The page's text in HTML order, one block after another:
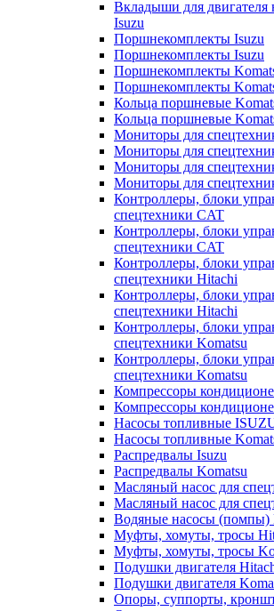
Вкладыши для двигателя
Isuzu
Поршнекомплекты Isuzu
Поршнекомплекты Isuzu
Поршнекомплекты
Поршнекомплекты
Кольца поршневые
Кольца поршневые
Мониторы для
Мониторы для
Мониторы для
Мониторы для
Контроллеры, блоки
спецтехники CAT
Контроллеры, блоки
спецтехники CAT
Контроллеры, блоки
спецтехники Hitachi
Контроллеры, блоки
спецтехники Hitachi
Контроллеры, блоки
спецтехники Komatsu
Контроллеры, блоки
спецтехники Komatsu
Компрессоры
Компрессоры
Насосы топливные
Насосы топливные
Распредвалы Isuzu
Распредвалы Komatsu
Масляный насос для
Масляный насос для
Водяные насосы (помпы)
Муфты, хомуты, тросы
Муфты, хомуты, тросы
Подушки двигателя
Подушки двигателя
Опоры, суппорты,